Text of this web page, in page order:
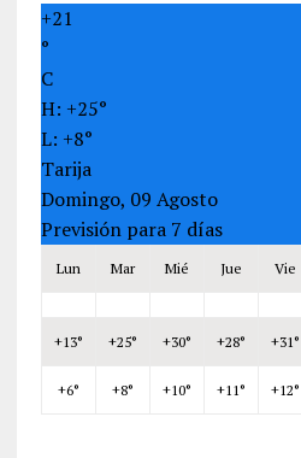
+21
°
C
H: +25°
L: +8°
Tarija
Domingo, 09 Agosto
Previsión para 7 días
Lun Mar Mié Jue Vie
+13° +25° +30° +28° +31°
+6° +8° +10° +11° +12°